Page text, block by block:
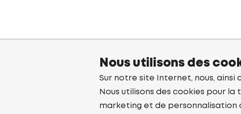
Nous utilisons des
Sur notre site Internet, nous, ainsi
Nous utilisons des cookies pour
marketing et de personnalisation